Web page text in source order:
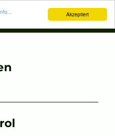
Akzeptiert